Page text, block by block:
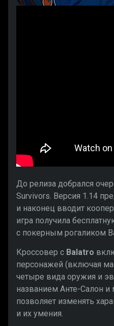
До релиза добрался
Survivors. Версия 1.14
и наконец вводит
игра получила
с покерным рогаликом
Кроссовер с Balatro
персонажей (включая
четыре вида оружия и
названием Анте-Салон и
позволяет изменять
и их умения.